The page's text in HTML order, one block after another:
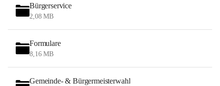
Bürgerservice
2,08 MB
Formulare
8,16 MB
Gemeinde- & Bürgermeisterwahl